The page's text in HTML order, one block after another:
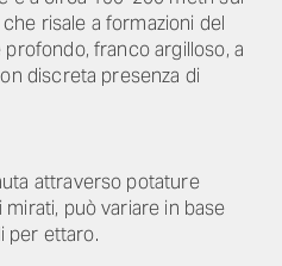
risale a formazioni del
franco argilloso, a
discreta presenza di
attraverso potature
può variare in base
per ettaro.